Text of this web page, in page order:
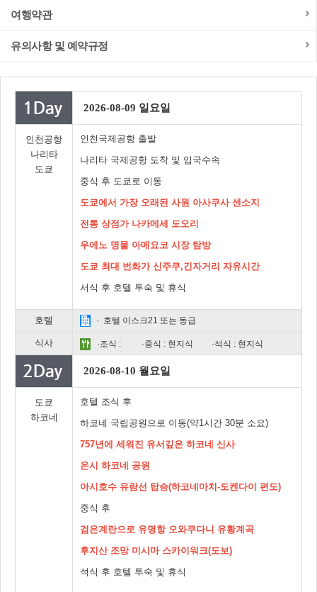
여행약관
유의사항 및 예약규정
2026-08-09 일요일
인천공항
나리타
도쿄
인천국제공항 출발
나리타 국제공항 도착 및 입국수속
중식 후 도쿄로 이동
도쿄에서 가장 오래된 사원 아사쿠사 센소지
전통 상점가 나카메세 도오리
우에노 명물 아메요코 시장 탐방
도쿄 최대 번화가 신주쿠,긴자거리 자유시간
서식 후 호텔 투숙 및 휴식
호텔 · 호텔 이스크21 또는 동급
식사 ·조식 : ·중식 : 현지식 ·석식 : 현지식
2026-08-10 월요일
도쿄
하코네
호텔 조식 후
하코네 국립공원으로 이동(약1시간 30분 소요)
757년에 세워진 유서깊은 하코네 신사
온시 하코네 공원
아시호수 유람선 탑승(하코네마치-도켄다이 편도)
중식 후
검은계란으로 유명항 오와쿠다니 유황계곡
후지산 조망 미시마 스카이워크(도보)
석식 후 호텔 투숙 및 휴식